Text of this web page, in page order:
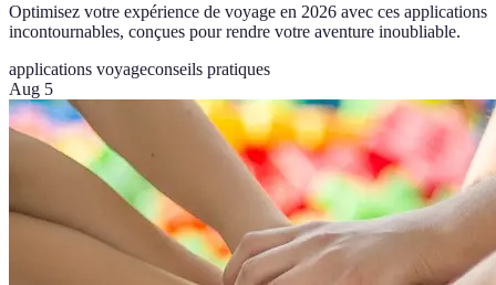
Optimisez votre expérience de voyage en 2026 avec ces applications
incontournables, conçues pour rendre votre aventure inoubliable.
applications voyageconseils pratiques
Aug 5